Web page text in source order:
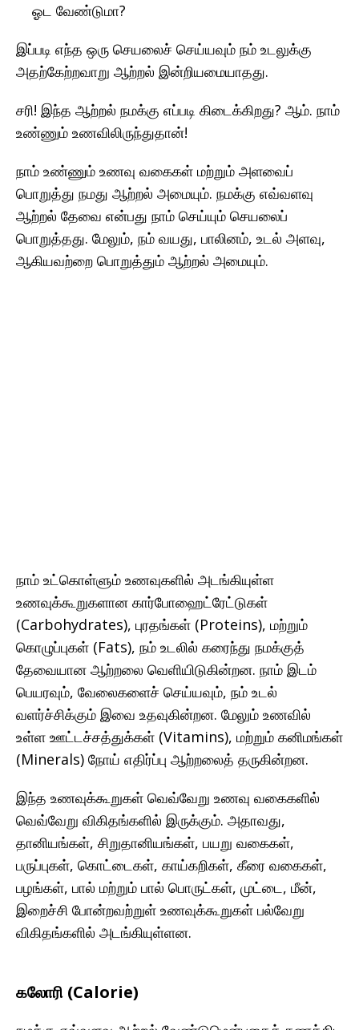
ஓட வேண்டுமா?
இப்படி எந்த ஒரு செயலைச் செய்யவும் நம் உடலுக்கு
அதற்கேற்றவாறு ஆற்றல் இன்றியமையாதது.
சரி! இந்த ஆற்றல் நமக்கு எப்படி கிடைக்கிறது? ஆம். நாம்
உண்ணும் உணவிலிருந்துதான்!
நாம் உண்ணும் உணவு வகைகள் மற்றும் அளவைப்
பொறுத்து நமது ஆற்றல் அமையும். நமக்கு எவ்வளவு
ஆற்றல் தேவை என்பது நாம் செய்யும் செயலைப்
பொறுத்தது. மேலும், நம் வயது, பாலினம், உடல் அளவு,
ஆகியவற்றை பொறுத்தும் ஆற்றல் அமையும்.
நாம் உட்கொள்ளும் உணவுகளில் அடங்கியுள்ள
உணவுக்கூறுகளான கார்போஹைட்ரேட்டுகள்
(Carbohydrates), புரதங்கள் (Proteins), மற்றும்
கொழுப்புகள் (Fats), நம் உடலில் கரைந்து நமக்குத்
தேவையான ஆற்றலை வெளியிடுகின்றன. நாம் இடம்
பெயரவும், வேலைகளைச் செய்யவும், நம் உடல்
வளர்ச்சிக்கும் இவை உதவுகின்றன. மேலும் உணவில்
உள்ள ஊட்டச்சத்துக்கள் (Vitamins), மற்றும் கனிமங்கள்
(Minerals) நோய் எதிர்ப்பு ஆற்றலைத் தருகின்றன.
இந்த உணவுக்கூறுகள் வெவ்வேறு உணவு வகைகளில்
வெவ்வேறு விகிதங்களில் இருக்கும். அதாவது,
தானியங்கள், சிறுதானியங்கள், பயறு வகைகள்,
பருப்புகள், கொட்டைகள், காய்கறிகள், கீரை வகைகள்,
பழங்கள், பால் மற்றும் பால் பொருட்கள், முட்டை, மீன்,
இறைச்சி போன்றவற்றுள் உணவுக்கூறுகள் பல்வேறு
விகிதங்களில் அடங்கியுள்ளன.
கலோரி (Calorie)